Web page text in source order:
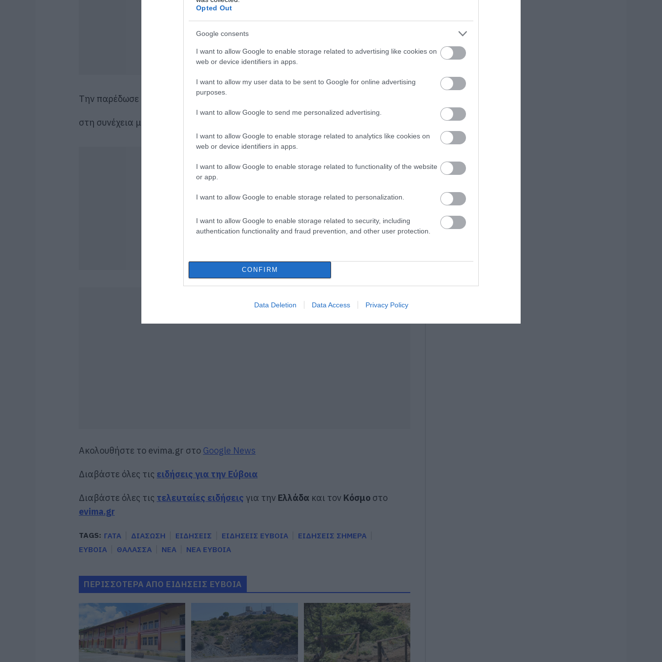
Opted Out
Google consents
I want to allow Google to enable storage related to advertising like cookies on
web or device identifiers in apps.
I want to allow my user data to be sent to Google for online advertising
purposes.
I want to allow Google to send me personalized advertising.
I want to allow Google to enable storage related to analytics like cookies on
web or device identifiers in apps.
I want to allow Google to enable storage related to functionality of the website
or app.
I want to allow Google to enable storage related to personalization.
I want to allow Google to enable storage related to security, including
authentication functionality and fraud prevention, and other user protection.
CONFIRM
Data Deletion Data Access Privacy Policy
Την παρέδωσε στο Λιμενικό και εν συνεχεία γύρισαν με το σκάφος στην στεριά.
στη συνέχεια με το σκάφος του Λιμενικού έφτασε στην στεριά.
Ακολουθήστε το evima.gr στο Google News
Διαβάστε όλες τις ειδήσεις για την Εύβοια
Διαβάστε όλες τις τελευταίες ειδήσεις για την Ελλάδα και τον Κόσμο στο
evima.gr
TAGS: ΓΑΤΑ ΔΙΑΣΩΣΗ ΕΙΔΗΣΕΙΣ ΕΙΔΗΣΕΙΣ ΕΥΒΟΙΑ
ΕΙΔΗΣΕΙΣ ΣΗΜΕΡΑ
ΕΥΒΟΙΑ
ΘΑΛΑΣΣΑ ΝΕΑ ΝΕΑ ΕΥΒΟΙΑ
ΠΕΡΙΣΣΟΤΕΡΑ ΑΠΟ ΕΙΔΗΣΕΙΣ ΕΥΒΟΙΑ
φωτιά
06.08.2026 | 13:45
Νεότερα για τη
φωτιά σε εμπορικό
Χαλκίδα
06.08.2026 | 13:45